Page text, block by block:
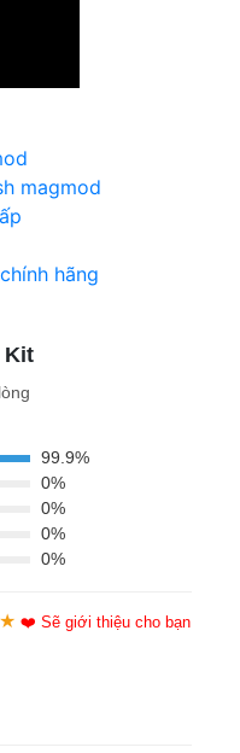
magmod
hãng
Kit
99.9%
0%
0%
0%
0%
❤️ Sẽ giới thiệu cho bạn